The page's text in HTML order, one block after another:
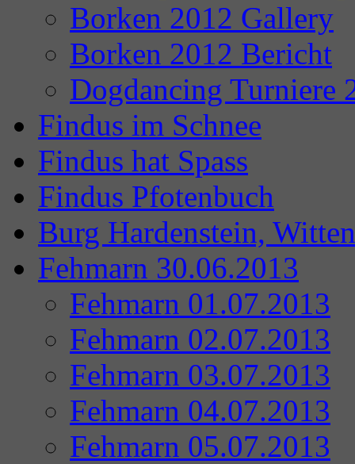
Borken 2012 Gallery
Borken 2012 Bericht
Dogdancing Turniere
Findus im Schnee
Findus hat Spass
Findus Pfotenbuch
Burg Hardenstein,
Fehmarn 30.06.2013
Fehmarn 01.07.2013
Fehmarn 02.07.2013
Fehmarn 03.07.2013
Fehmarn 04.07.2013
Fehmarn 05.07.2013